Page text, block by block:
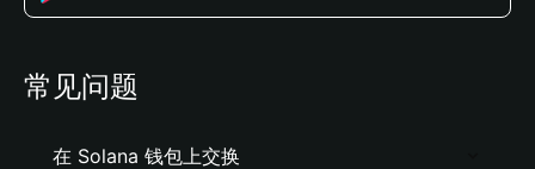
常见问题
在 Solana 钱包上交换